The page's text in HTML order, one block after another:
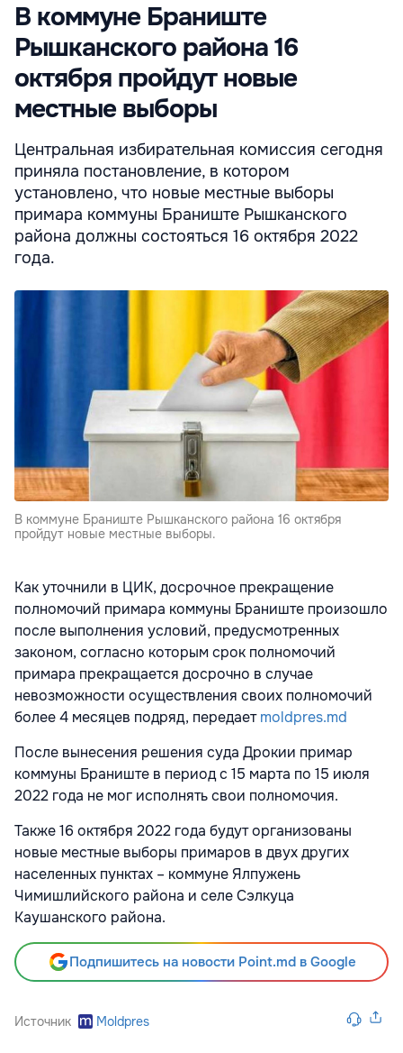
В коммуне Браниште
Рышканского района 16
октября пройдут новые
местные выборы
Центральная избирательная комиссия сегодня
приняла постановление, в котором
установлено, что новые местные выборы
примара коммуны Браниште Рышканского
района должны состояться 16 октября 2022
года.
В коммуне Браниште Рышканского района 16 октября
пройдут новые местные выборы.
Как уточнили в ЦИК, досрочное прекращение
полномочий примара коммуны Браниште произошло
после выполнения условий, предусмотренных
законом, согласно которым срок полномочий
примара прекращается досрочно в случае
невозможности осуществления своих полномочий
более 4 месяцев подряд, передаетmoldpres.md
После вынесения решения суда Дрокии примар
коммуны Браниште в период с 15 марта по 15 июля
2022 года не мог исполнять свои полномочия.
Также 16 октября 2022 года будут организованы
новые местные выборы примаров в двух других
населенных пунктах – коммуне Ялпужень
Чимишлийского района и селе Сэлкуца
Каушанского района.
Подпишитесь на новости Point.md в Google
Источник Moldpres